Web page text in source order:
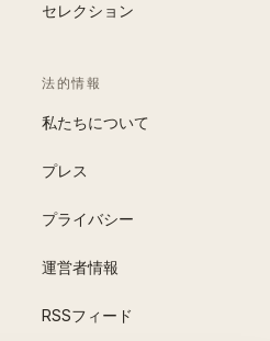
セレクション
法的情報
私たちについて
プレス
プライバシー
運営者情報
RSSフィード